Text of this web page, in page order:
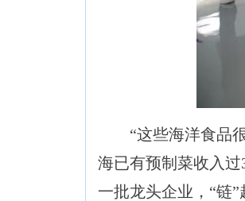
“这些海洋食品很
海已有预制菜收入
一批龙头企业，“链